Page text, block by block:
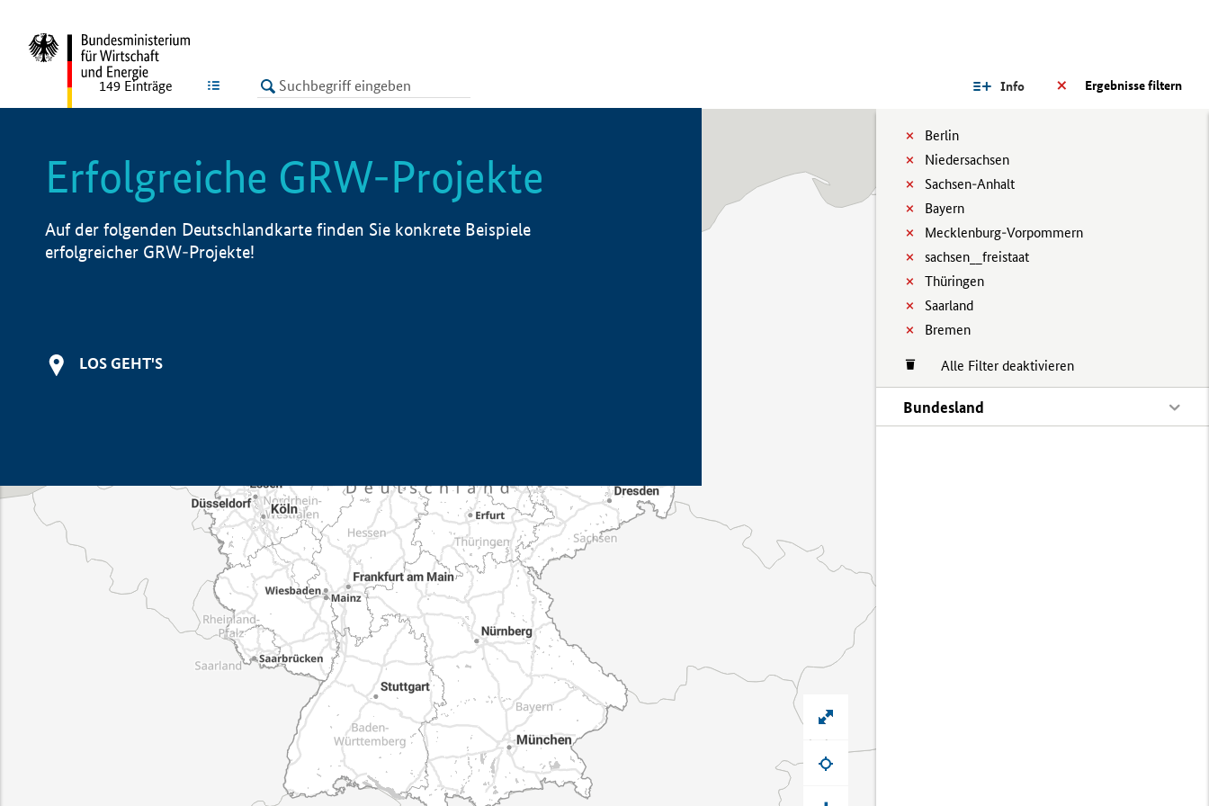
LISTE Ergebnisse filtern
Info
Berlin
Niedersachsen
Sachsen-Anhalt
Bayern
Mecklenburg-Vorpommern
sachsen__freistaat
Thüringen
Saarland
Bremen
Alle Filter deaktivieren
Bundesland
149 Einträge
Erfolgreiche GRW-Projekte
Auf der folgenden Deutschlandkarte finden Sie konkrete Beispiele
erfolgreicher GRW-Projekte!
LOS GEHT'S